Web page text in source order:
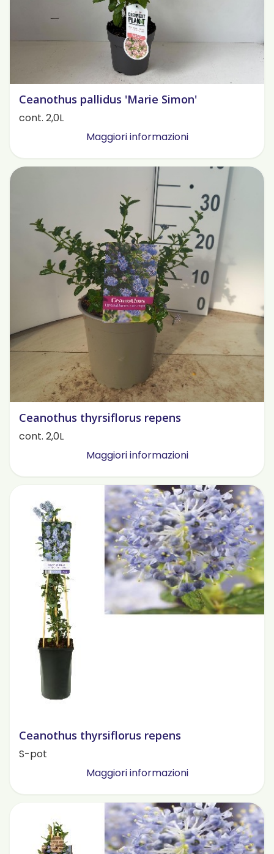
Ceanothus pallidus 'Marie Simon'
cont. 2,0L
Maggiori informazioni
Ceanothus thyrsiflorus repens
cont. 2,0L
Maggiori informazioni
Ceanothus thyrsiflorus repens
S-pot
Maggiori informazioni